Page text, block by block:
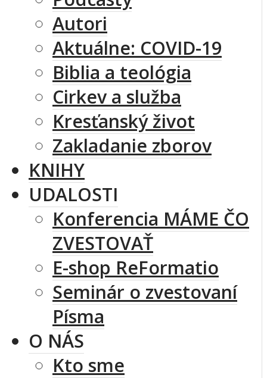
Autori
Aktuálne: COVID-19
Biblia a teológia
Cirkev a služba
Kresťanský život
Zakladanie zborov
KNIHY
UDALOSTI
Konferencia MÁME ČO
ZVESTOVAŤ
E-shop ReFormatio
Seminár o zvestovaní
Písma
O NÁS
Kto sme